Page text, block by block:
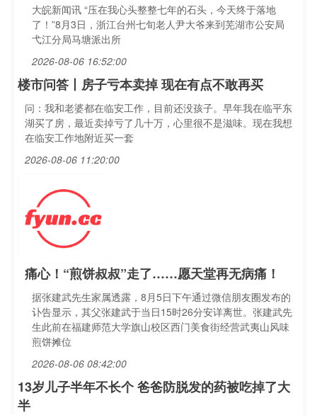
大皖新闻讯 “压在我心头整整七年的石头，今天终于落地
了！”8月3日，浙江台州七旬老人尹大爷来到芜湖市公安局
弋江分局马塘派出所
2026-08-06 16:52:00
楼市问答丨房子亏本卖掉 现在有点不敢再买
问：我和老婆都在临安工作，目前还没孩子。早年我在临平东
湖买了房，最近卖掉亏了几十万，心里很不是滋味。现在我想
在临安工作地附近买一套
2026-08-06 11:20:00
痛心！“煎饼叔叔”走了……愿天堂再无病痛！
据张建武先生家属透露，8月5日下午通过微信朋友圈发布的
讣告显示，其父张建武于当日15时26分安详离世。张建武先
生此前在福建师范大学旗山校区西门美食街经营武夷山风味
煎饼摊位
2026-08-06 08:42:00
13岁儿子半年不长个 爸爸防脱发的药被吃掉了大
半